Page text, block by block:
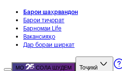
Барои шаҳрвандон
Барои тиҷорат
Барномаи Life
Вакансияҳо
Дар бораи ширкат
МО СОЛА ШУДЕМ Тоҷикӣ